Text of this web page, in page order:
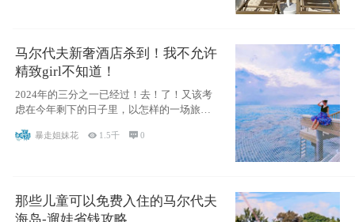
马尔代夫新奢酒店杀到！我不允许
精致girl不知道！
2024年的三分之一已经过！去！了！又该考
虑在今年剩下的日子里，以怎样的一场旅行
暴走姐妹花  1.5千 0
那些儿童可以免费入住的马尔代夫